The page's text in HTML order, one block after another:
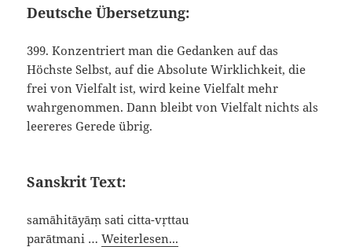
Deutsche Übersetzung:
399. Konzentriert man die Gedanken auf das
Höchste Selbst, auf die Absolute Wirklichkeit, die
frei von Vielfalt ist, wird keine Vielfalt mehr
wahrgenommen. Dann bleibt von Vielfalt nichts als
leereres Gerede übrig.
Sanskrit Text:
samāhitāyāṃ sati citta-vṛttau
parātmani …Weiterlesen...